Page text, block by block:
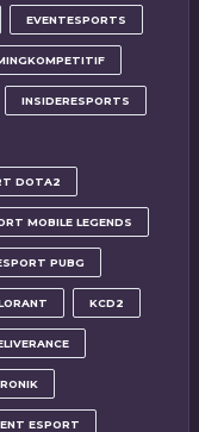
EVENTESPORTS
INSIDERESPORTS
DOTA2
MOBILE LEGENDS
PUBG
KCD2
ESPORT